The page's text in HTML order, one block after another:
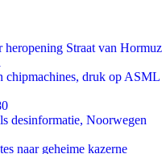
heropening Straat van Hormuz
chipmachines, druk op ASML
desinformatie, Noorwegen
naar geheime kazerne